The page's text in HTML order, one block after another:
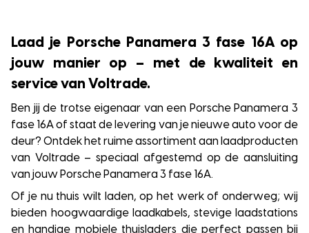
Laad je Porsche Panamera 3 fase 16A op
jouw manier op – met de kwaliteit en
service van Voltrade.
Ben jij de trotse eigenaar van een Porsche Panamera 3
fase 16A of staat de levering van je nieuwe auto voor de
deur? Ontdek het ruime assortiment aan laadproducten
van Voltrade – speciaal afgestemd op de aansluiting
van jouw Porsche Panamera 3 fase 16A.
Of je nu thuis wilt laden, op het werk of onderweg; wij
bieden hoogwaardige laadkabels, stevige laadstations
en handige mobiele thuisladers die perfect passen bij